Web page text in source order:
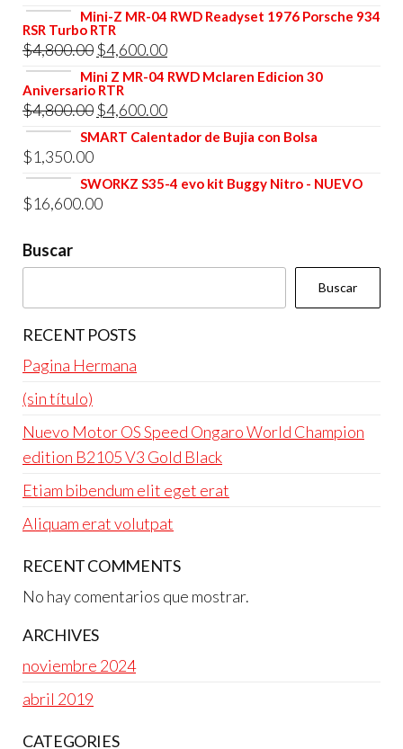
precio
original
era:
$4,800.00.
precio
es:
Mini-Z MR-04 RWD Readyset 1976 Porsche 934
RSR Turbo RTR
$4,800.00 El
precio
original
era:
$4,600.00El
precio
es:
$4,600.00.
Mini Z MR-04 RWD Mclaren Edicion 30
Aniversario RTR
$4,800.00 El
precio
era:
$4,800.00.
$4,600.00El
precio
es:
SMART Calentador de Bujia con Bolsa
$1,350.00
SWORKZ S35-4 evo kit Buggy Nitro - NUEVO
$16,600.00
Buscar
Buscar
RECENT POSTS
Pagina Hermana
(sin título)
Nuevo Motor OS Speed Ongaro World Champion
edition B2105 V3 Gold Black
Etiam bibendum elit eget erat
Aliquam erat volutpat
RECENT COMMENTS
No hay comentarios que mostrar.
ARCHIVES
noviembre 2024
abril 2019
CATEGORIES